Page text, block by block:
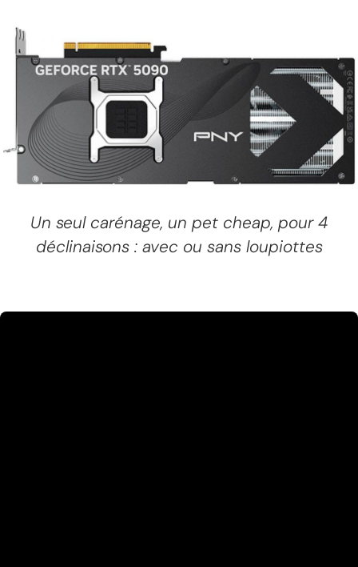
Un seul carénage, un pet cheap, pour 4
déclinaisons : avec ou sans loupiottes